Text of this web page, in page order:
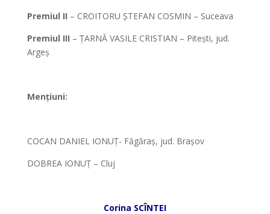
Premiul II – CROITORU ȘTEFAN COSMIN – Suceava
Premiul III – ȚARNĂ VASILE CRISTIAN – Pitești, jud.
Argeș
Mențiuni:
COCAN DANIEL IONUȚ- Făgăraș, jud. Brașov
DOBREA IONUȚ – Cluj
Corina SCÎNTEI